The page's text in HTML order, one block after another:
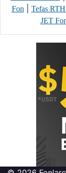
Fon| Tefas
JET